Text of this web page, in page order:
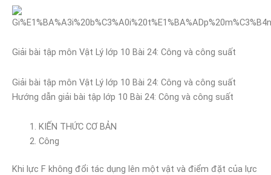
Giải bài tập môn Vật Lý lớp 10 Bài 24: Công và công suất
Giải bài tập môn Vật Lý lớp 10 Bài 24: Công và công suất
Hướng dẫn giải bài tập lớp 10 Bài 24: Công và công suất
KIẾN THỨC CƠ BẢN
Công
Khi lực F không đổi tác dụng lên một vật và điểm đặt của lực